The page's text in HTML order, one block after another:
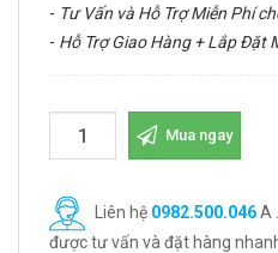
- Tư Vấn và Hỗ Trợ Miễn Phí
- Hỗ Trợ Giao Hàng + Lắp Đặt
Mua ngay
Liên hệ 0982.500.046A
được tư vấn và đặt hàng